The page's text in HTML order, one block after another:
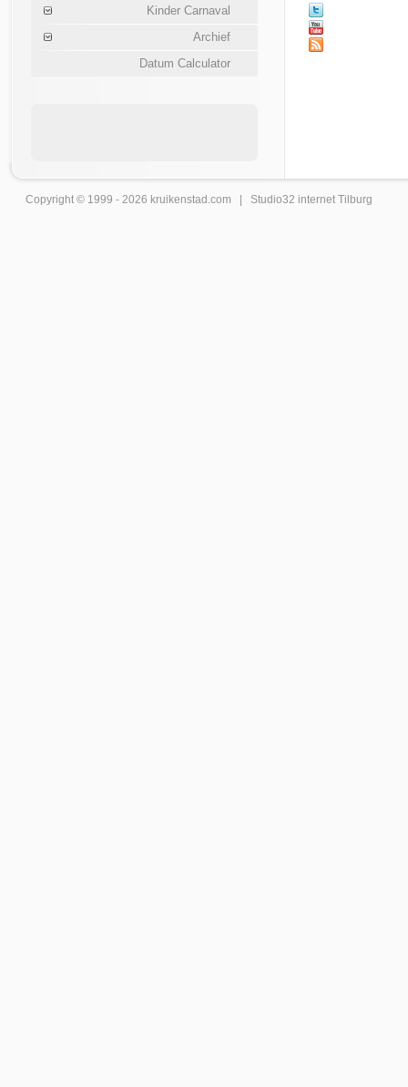
Kinder Carnaval
Archief
Datum Calculator
Copyright © 1999 - 2026 kruikenstad .com | Studio32 internet Tilburg